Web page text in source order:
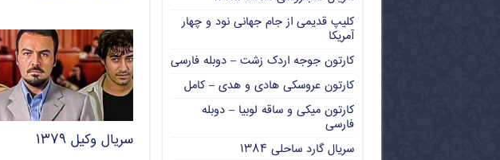
سریال وکیل ۱۳۷۹
کلیپ قدیمی از جام جهانی نود و چهار
آمریکا
کارتون جوجه اردک زشت – دوبله فارسی
کارتون عروسکی هادی و هدی – کامل
کارتون میکی و ساقه لوبیا – دوبله
فارسی
سریال گارد ساحلی ۱۳۸۴